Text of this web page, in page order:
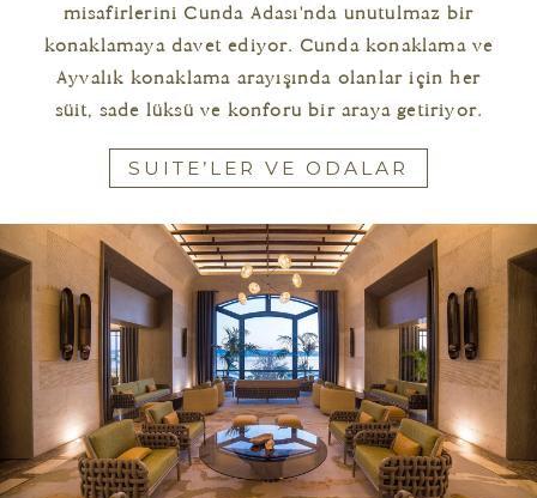
misafirlerini Cunda Adası'nda unutulmaz bir
konaklamaya davet ediyor. Cunda konaklama ve
Ayvalık konaklama arayışında olanlar için her
süit, sade lüksü ve konforu bir araya getiriyor.
SUITE’LER VE ODALAR